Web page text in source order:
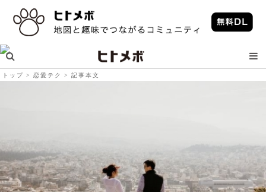
トップ 恋愛テク 記事本文